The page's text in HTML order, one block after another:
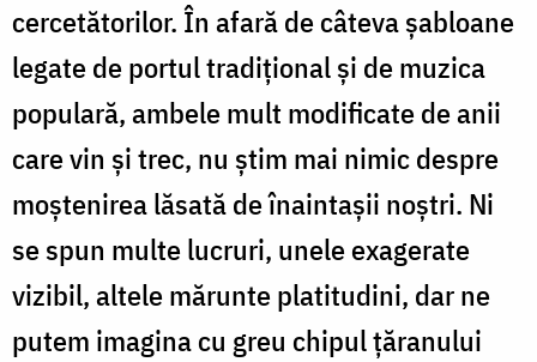
cercetătorilor. În afară de câteva șabloane
legate de portul tradițional și de muzica
populară, ambele mult modificate de anii
care vin și trec, nu știm mai nimic despre
moștenirea lăsată de înaintașii noștri. Ni
se spun multe lucruri, unele exagerate
vizibil, altele mărunte platitudini, dar ne
putem imagina cu greu chipul țăranului